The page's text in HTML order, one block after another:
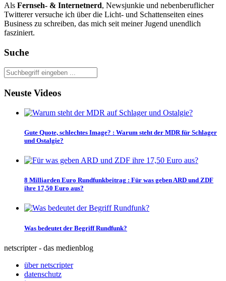
Als Fernseh- & Internetnerd, Newsjunkie und nebenberuflicher
Twitterer versuche ich über die Licht- und Schattenseiten eines
Business zu schreiben, das mich seit meiner Jugend unendlich
fasziniert.
Suche
Neuste Videos
Gute Quote, schlechtes Image? : Warum steht der MDR für Schlager
und Ostalgie?
8 Milliarden Euro Rundfunkbeitrag : Für was geben ARD und ZDF
ihre 17,50 Euro aus?
Was bedeutet der Begriff Rundfunk?
netscripter - das medienblog
über netscripter
datenschutz